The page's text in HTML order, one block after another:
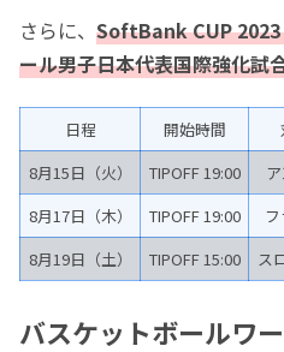
さらに、 SoftBank CUP 2023
ール男子日本代表国際強化試
日程 開始時間
8月15日（火）
TIPOFF 19:00
8月17日（木）
TIPOFF 19:00
8月19日（土）
TIPOFF 15:00 ス
バスケットボールワ